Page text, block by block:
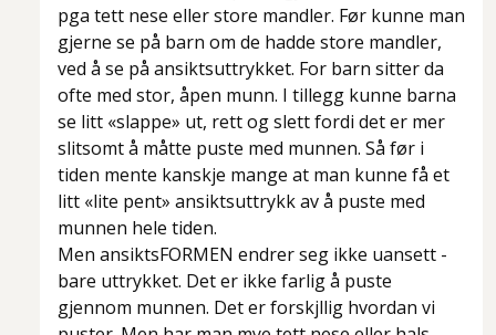
pga tett nese eller store mandler. Før kunne man
gjerne se på barn om de hadde store mandler,
ved å se på ansiktsuttrykket. For barn sitter da
ofte med stor, åpen munn. I tillegg kunne barna
se litt «slappe» ut, rett og slett fordi det er mer
slitsomt å måtte puste med munnen. Så før i
tiden mente kanskje mange at man kunne få et
litt «lite pent» ansiktsuttrykk av å puste med
munnen hele tiden.
Men ansiktsFORMEN endrer seg ikke uansett -
bare uttrykket. Det er ikke farlig å puste
gjennom munnen. Det er forskjllig hvordan vi